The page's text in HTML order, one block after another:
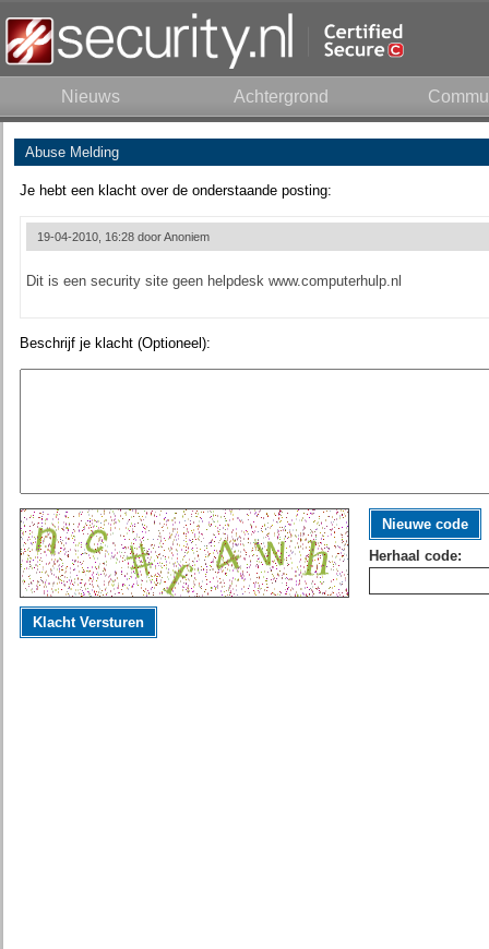
Nieuws Achtergrond
Abuse Melding
Je hebt een klacht over de onderstaande posting:
19-04-2010, 16:28 doorAnoniem
Dit is een security site geen helpdesk www.computerhulp.nl
Beschrijf je klacht (Optioneel):
Nieuwe code
Herhaal code:
Klacht Versturen